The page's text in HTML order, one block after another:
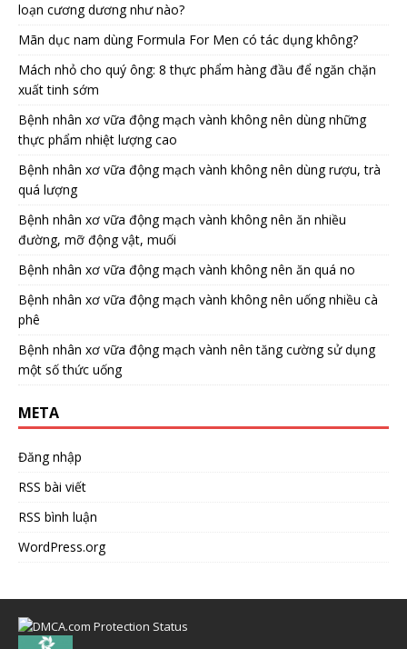
loạn cương dương như nào?
Mãn dục nam dùng Formula For Men có tác dụng không?
Mách nhỏ cho quý ông: 8 thực phẩm hàng đầu để ngăn chặn
xuất tinh sớm
Bệnh nhân xơ vữa động mạch vành không nên dùng những
thực phẩm nhiệt lượng cao
Bệnh nhân xơ vữa động mạch vành không nên dùng rượu, trà
quá lượng
Bệnh nhân xơ vữa động mạch vành không nên ăn nhiều
đường, mỡ động vật, muối
Bệnh nhân xơ vữa động mạch vành không nên ăn quá no
Bệnh nhân xơ vữa động mạch vành không nên uống nhiều cà
phê
Bệnh nhân xơ vữa động mạch vành nên tăng cường sử dụng
một số thức uống
META
Đăng nhập
RSS bài viết
RSS bình luận
WordPress.org